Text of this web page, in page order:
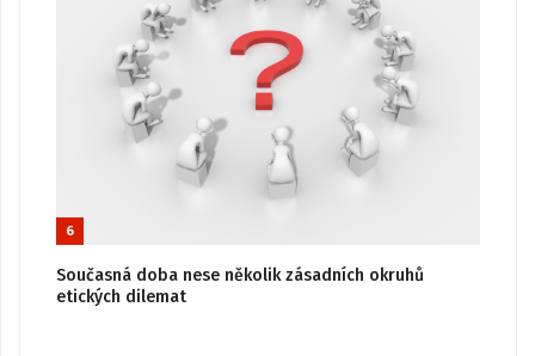
6
Současná doba nese několik zásadních okruhů
etických dilemat